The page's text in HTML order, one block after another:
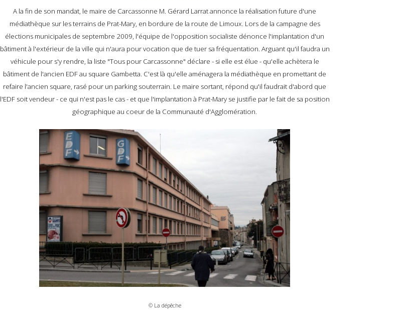
A la fin de son mandat, le maire de Carcassonne M. Gérard Larrat annonce la réalisation future d'une
médiathèque sur les terrains de Prat-Mary, en bordure de la route de Limoux. Lors de la campagne des
élections municipales de septembre 2009, l'équipe de l'opposition socialiste dénonce l'implantation d'un
bâtiment à l'extérieur de la ville qui n'aura pour vocation que de tuer sa fréquentation. Arguant qu'il faudra un
véhicule pour s'y rendre, la liste "Tous pour Carcassonne" déclare - si elle est élue - qu'elle achètera le
bâtiment de l'ancien EDF au square Gambetta. C'est là qu'elle aménagera la médiathèque en promettant de
refaire l'ancien square, rasé pour un parking souterrain. Le maire sortant, répond qu'il faudrait d'abord que
l'EDF soit vendeur - ce qui n'est pas le cas - et que l'implantation à Prat-Mary se justifie par le fait de sa position
géographique au coeur de la Communauté d'Agglomération.
© La dépêche